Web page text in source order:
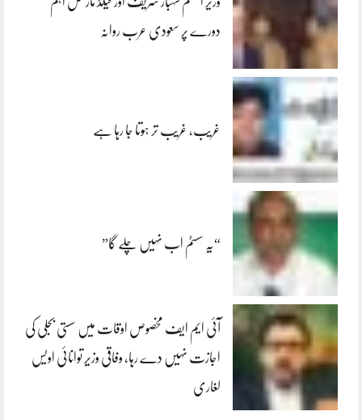
دورے پر سعودی عرب روانہ
غریب، غریب تر ہوتا جا رہا ہے
“یہ سسٹم اب نہیں چلے گا”
آئی ایم ایف مخصوص اوقات میں سستی بجلی کی
اجازت نہیں دے رہا، وفاقی وزیر توانائی اویس
لغاری